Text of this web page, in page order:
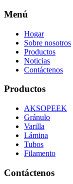
Menú
Hogar
Sobre nosotros
Productos
Noticias
Contáctenos
Productos
AKSOPEEK
Gránulo
Varilla
Lámina
Tubos
Filamento
Contáctenos